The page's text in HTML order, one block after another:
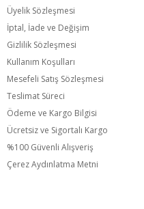
Üyelik Sözleşmesi
İptal, İade ve Değişim
Gizlilik Sözleşmesi
Kullanım Koşulları
Mesefeli Satış Sözleşmesi
Teslimat Süreci
Ödeme ve Kargo Bilgisi
Ücretsiz ve Sigortalı Kargo
%100 Güvenli Alışveriş
Çerez Aydınlatma Metni